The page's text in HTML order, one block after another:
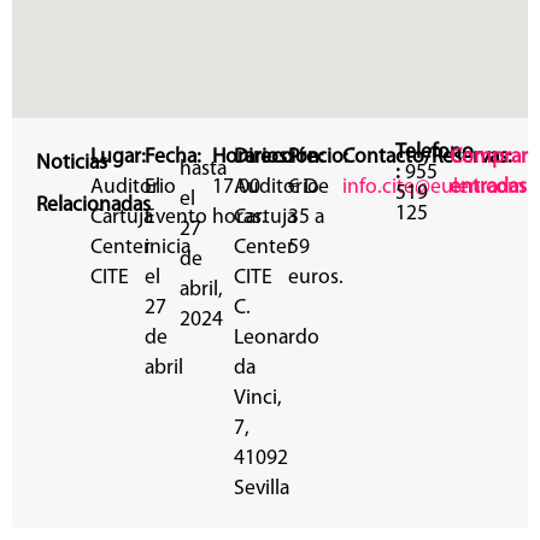
Noticias
Relacionadas
Lugar:
Auditorio
Cartuja
Center
CITE
Fecha:
El
Evento
inicia
el
27
de
abril
hasta
el
27
de
abril,
2024
Horarios:
17.00
horas.
Dirección:
Auditorio
Cartuja
Center
CITE
C.
Leonardo
da
Vinci,
7,
41092
Sevilla
Precio:
€ De
35 a
59
euros.
Contacto/Reservas:
info.cite@eulen.com
Telefono
: 955
519
125
Comprar
entradas